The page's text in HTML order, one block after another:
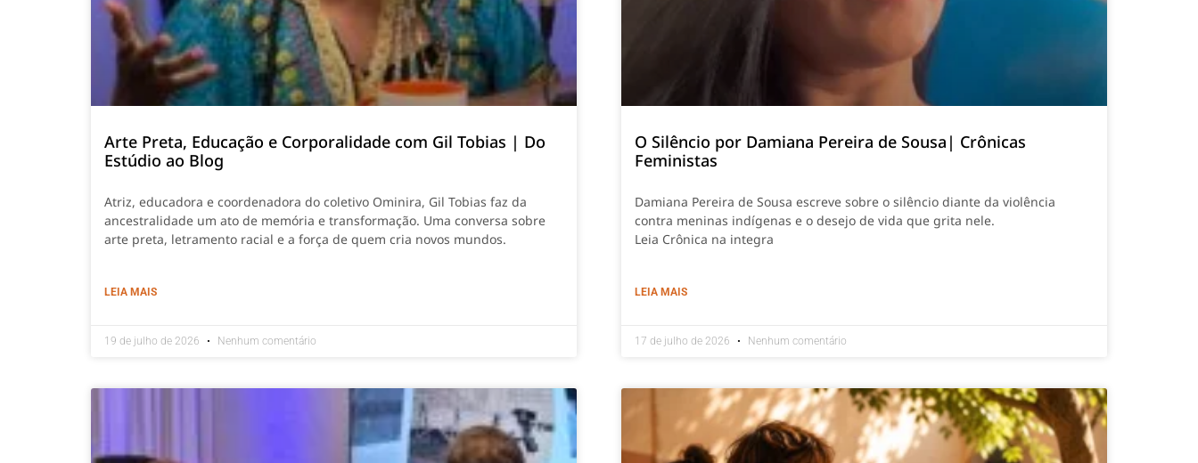
Arte Preta, Educação e Corporalidade com Gil Tobias | Do
Estúdio ao Blog
Atriz, educadora e coordenadora do coletivo Ominira, Gil Tobias faz da
ancestralidade um ato de memória e transformação. Uma conversa sobre
arte preta, letramento racial e a força de quem cria novos mundos.
LEIA MAIS
19 de julho de 2026 Nenhum comentário
O Silêncio por Damiana Pereira de Sousa| Crônicas
Feministas
Damiana Pereira de Sousa escreve sobre o silêncio diante da violência
contra meninas indígenas e o desejo de vida que grita nele.
Leia Crônica na integra
LEIA MAIS
17 de julho de 2026 Nenhum comentário